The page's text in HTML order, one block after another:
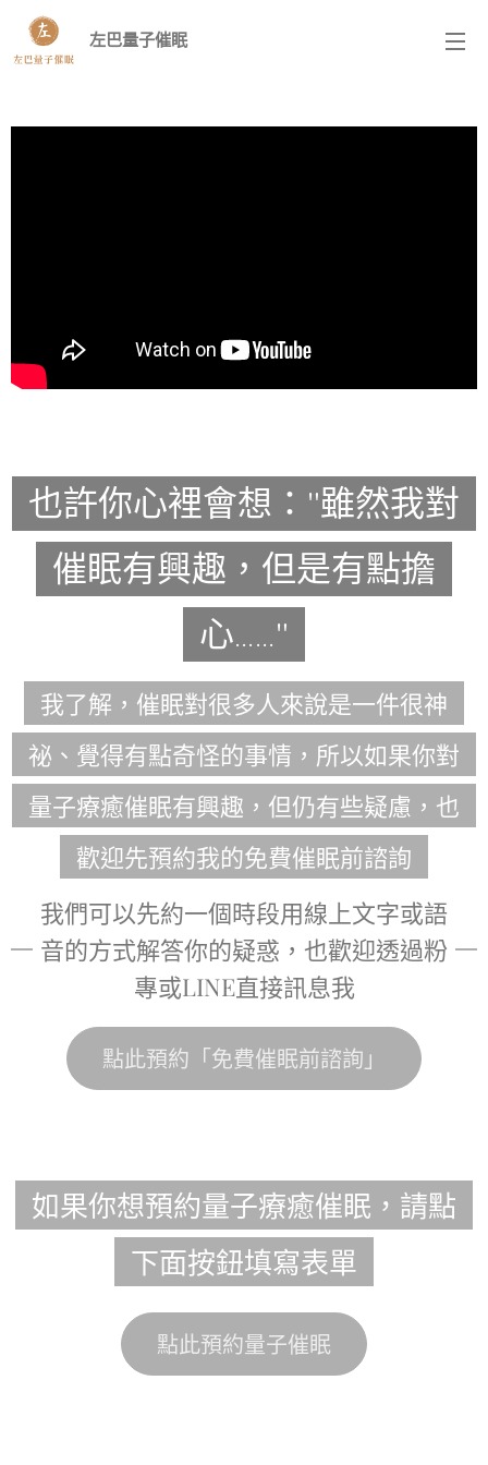
左巴量子催眠
也許你心裡會想： "雖然我對
催眠有興趣，但是有點擔
心……"
我了解，催眠對很多人來說是一件很神
祕、覺得有點奇怪的事情，所以如果你對
量子療癒催眠有興趣，但仍有些疑慮，也
歡迎先預約我的免費催眠前諮詢
我們可以先約一個時段用線上文字或語
音的方式解答你的疑惑，也歡迎透過粉
專或LINE直接訊息我
點此預約「免費催眠前諮詢」
如果你想預約量子療癒催眠，請點
下面按鈕填寫表單
點此預約量子催眠